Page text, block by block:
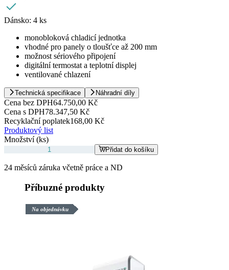
Dánsko: 4 ks
monobloková chladicí jednotka
vhodné pro panely o tloušťce až 200 mm
možnost sériového připojení
digitální termostat a teplotní displej
ventilované chlazení
Technická specifikace Náhradní díly
Cena bez DPH64.750,00 Kč
Cena s DPH78.347,50 Kč
Recyklační poplatek168,00 Kč
Produktový list
Množství (ks)
Přidat do košíku
24 měsíců záruka včetně práce a ND
Příbuzné produkty
Na objednávku